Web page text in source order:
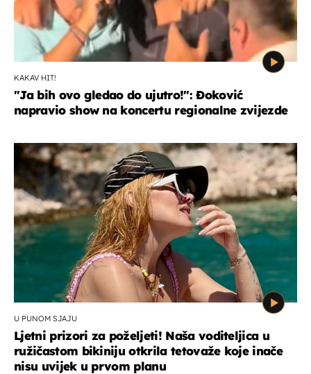
KAKAV HIT!
"Ja bih ovo gledao do ujutro!": Đoković
napravio show na koncertu regionalne zvijezde
U PUNOM SJAJU
Ljetni prizori za poželjeti! Naša voditeljica u
ružičastom bikiniju otkrila tetovaže koje inače
nisu uvijek u prvom planu